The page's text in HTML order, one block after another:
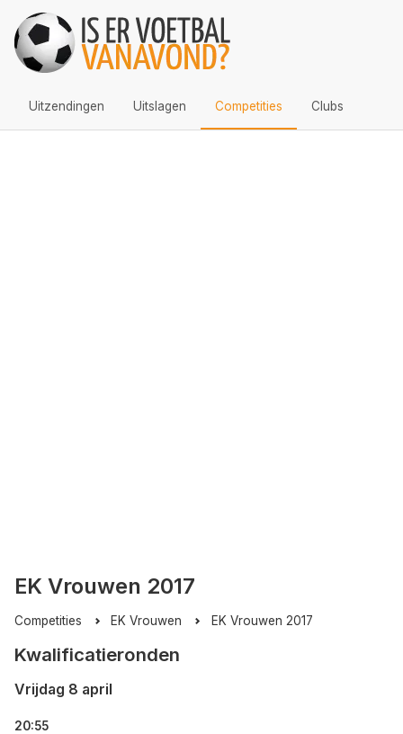
Uitzendingen Uitslagen Competities Clubs
EK Vrouwen 2017
Competities EK Vrouwen EK Vrouwen 2017
Kwalificatieronden
Vrijdag 8 april
20:55